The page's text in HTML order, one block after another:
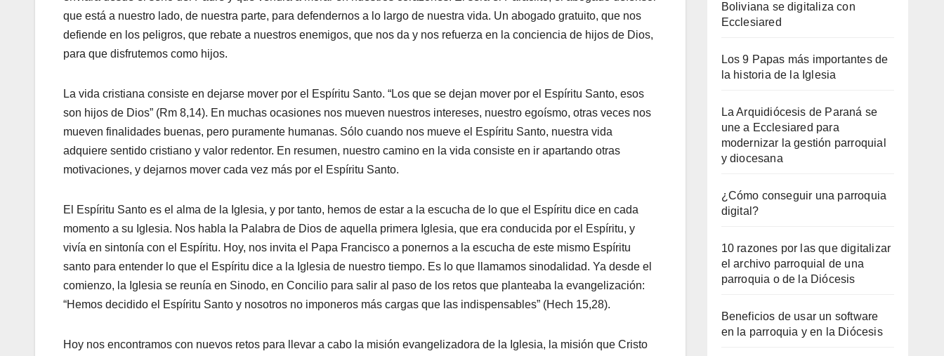
que está a nuestro lado, de nuestra parte, para defendernos a lo largo de nuestra vida. Un abogado gratuito, que nos
defiende en los peligros, que rebate a nuestros enemigos, que nos da y nos refuerza en la conciencia de hijos de Dios,
para que disfrutemos como hijos.
La vida cristiana consiste en dejarse mover por el Espíritu Santo. “Los que se dejan mover por el Espíritu Santo, esos
son hijos de Dios” (Rm 8,14). En muchas ocasiones nos mueven nuestros intereses, nuestro egoísmo, otras veces nos
mueven finalidades buenas, pero puramente humanas. Sólo cuando nos mueve el Espíritu Santo, nuestra vida
adquiere sentido cristiano y valor redentor. En resumen, nuestro camino en la vida consiste en ir apartando otras
motivaciones, y dejarnos mover cada vez más por el Espíritu Santo.
El Espíritu Santo es el alma de la Iglesia, y por tanto, hemos de estar a la escucha de lo que el Espíritu dice en cada
momento a su Iglesia. Nos habla la Palabra de Dios de aquella primera Iglesia, que era conducida por el Espíritu, y
vivía en sintonía con el Espíritu. Hoy, nos invita el Papa Francisco a ponernos a la escucha de este mismo Espíritu
santo para entender lo que el Espíritu dice a la Iglesia de nuestro tiempo. Es lo que llamamos sinodalidad. Ya desde el
comienzo, la Iglesia se reunía en Sinodo, en Concilio para salir al paso de los retos que planteaba la evangelización:
“Hemos decidido el Espíritu Santo y nosotros no imponeros más cargas que las indispensables” (Hech 15,28).
Hoy nos encontramos con nuevos retos para llevar a cabo la misión evangelizadora de la Iglesia, la misión que Cristo
Boliviana se digitaliza con
Ecclesiared
Los 9 Papas más importantes de
la historia de la Iglesia
La Arquidiócesis de Paraná se
une a Ecclesiared para
modernizar la gestión parroquial
y diocesana
¿Cómo conseguir una parroquia
digital?
10 razones por las que digitalizar
el archivo parroquial de una
parroquia o de la Diócesis
Beneficios de usar un software
en la parroquia y en la Diócesis